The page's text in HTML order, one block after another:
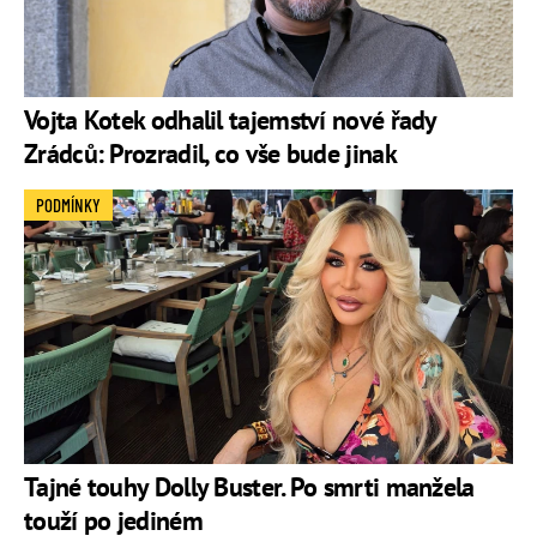
Vojta Kotek odhalil tajemství nové řady
Zrádců: Prozradil, co vše bude jinak
Tajné touhy Dolly Buster. Po smrti manžela
touží po jediném
PODMÍNKY